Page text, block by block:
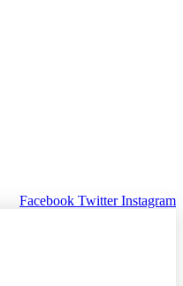
Facebook Twitter Instagram